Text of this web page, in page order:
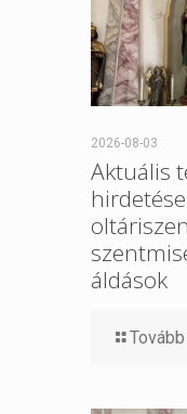
2026-08-03
Aktuális
áldások